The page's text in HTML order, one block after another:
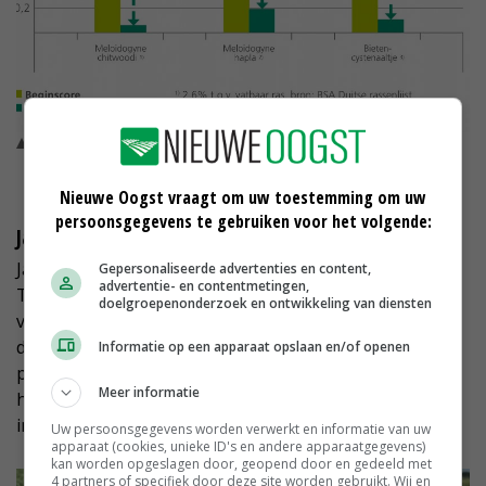
Trident bladrammenas heeft een diepe doorworteling en
bewezen drievoudige resistentie tegen parasitaire aaltjes ©
Japanse haver tegen wortellesieaaltjes
Japanse haver kan wortellesieaaltjes reduceren.
Tegelijkertijd kan Japanse haver wel M. chitwoodi
vermeerderen. Deze groenbemester heeft een relatief
diepe beworteling en kan veel organische stof
produceren. Rassen als Panache en Giraffe Japanse
haver zijn vrij vorstgevoelig en makkelijk te bewerken
in het voorjaar.
Nieuwe Oogst vraagt om uw toestemming om uw
persoonsgegevens te gebruiken voor het volgende:
Gepersonaliseerde advertenties en content,
advertentie- en contentmetingen,
doelgroepenonderzoek en ontwikkeling van diensten
Informatie op een apparaat opslaan en/of openen
Meer informatie
Uw persoonsgegevens worden verwerkt en informatie van uw
apparaat (cookies, unieke ID's en andere apparaatgegevens)
kan worden opgeslagen door, geopend door en gedeeld met
4 partners of specifiek door deze site worden gebruikt. Wij en